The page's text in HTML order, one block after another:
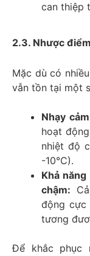
can thiệp
2.3. Nhược
Mặc dù có
vẫn tồn tại một
Nhạy
hoạt
nhiệt độ
-10°C).
Khả
chậm:
động cực
tương
Để khắc phục